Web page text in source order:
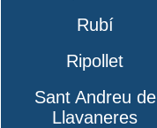
Rubí
Ripollet
Sant Andreu de
Llavaneres